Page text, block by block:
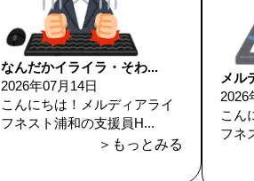
なんだかイライラ・そわ...
2026年07月14日
こんにちは！メルディアライ
フネスト浦和の支援員H...
＞もっとみる
メル
2026
こん
フネ